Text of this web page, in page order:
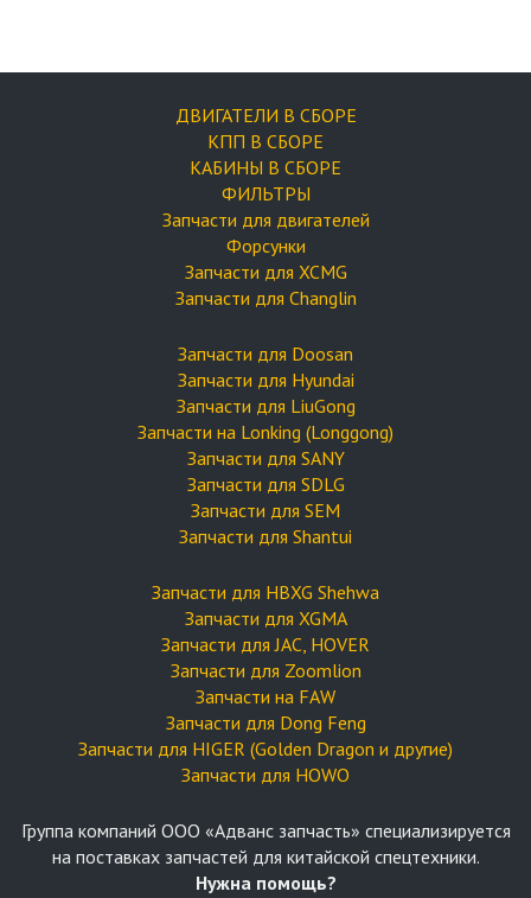
ДВИГАТЕЛИ В СБОРЕ
КПП В СБОРЕ
КАБИНЫ В СБОРЕ
ФИЛЬТРЫ
Запчасти для двигателей
Форсунки
Запчасти для XCMG
Запчасти для Changlin
Запчасти для Doosan
Запчасти для Hyundai
Запчасти для LiuGong
Запчасти на Lonking (Longgong)
Запчасти для SANY
Запчасти для SDLG
Запчасти для SEM
Запчасти для Shantui
Запчасти для HBXG Shehwa
Запчасти для XGMA
Запчасти для JAC, HOVER
Запчасти для Zoomlion
Запчасти на FAW
Запчасти для Dong Feng
Запчасти для HIGER (Golden Dragon и другие)
Запчасти для HOWO
Группа компаний OOO «Адванс запчасть» специализируется
на поставках запчастей для китайской спецтехники.
Нужна помощь?